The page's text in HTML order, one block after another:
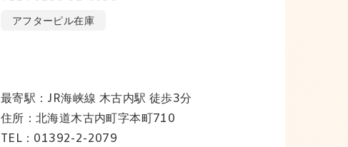
アフターピル在庫
最寄駅：JR海峡線 木古内駅 徒歩3分
住所：北海道木古内町字本町710
TEL：01392-2-2079